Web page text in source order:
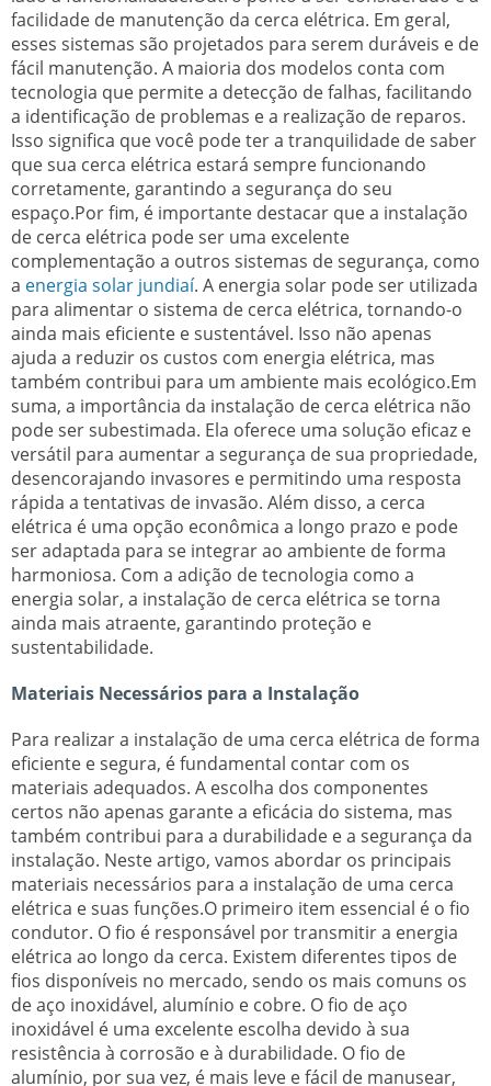
facilidade de manutenção da cerca elétrica. Em geral,
esses sistemas são projetados para serem duráveis e de
fácil manutenção. A maioria dos modelos conta com
tecnologia que permite a detecção de falhas, facilitando
a identificação de problemas e a realização de reparos.
Isso significa que você pode ter a tranquilidade de saber
que sua cerca elétrica estará sempre funcionando
corretamente, garantindo a segurança do seu
espaço.Por fim, é importante destacar que a instalação
de cerca elétrica pode ser uma excelente
complementação a outros sistemas de segurança, como
a energia solar jundiaí. A energia solar pode ser utilizada
para alimentar o sistema de cerca elétrica, tornando-o
ainda mais eficiente e sustentável. Isso não apenas
ajuda a reduzir os custos com energia elétrica, mas
também contribui para um ambiente mais ecológico.Em
suma, a importância da instalação de cerca elétrica não
pode ser subestimada. Ela oferece uma solução eficaz e
versátil para aumentar a segurança de sua propriedade,
desencorajando invasores e permitindo uma resposta
rápida a tentativas de invasão. Além disso, a cerca
elétrica é uma opção econômica a longo prazo e pode
ser adaptada para se integrar ao ambiente de forma
harmoniosa. Com a adição de tecnologia como a
energia solar, a instalação de cerca elétrica se torna
ainda mais atraente, garantindo proteção e
sustentabilidade.
Materiais Necessários para a Instalação
Para realizar a instalação de uma cerca elétrica de forma
eficiente e segura, é fundamental contar com os
materiais adequados. A escolha dos componentes
certos não apenas garante a eficácia do sistema, mas
também contribui para a durabilidade e a segurança da
instalação. Neste artigo, vamos abordar os principais
materiais necessários para a instalação de uma cerca
elétrica e suas funções.O primeiro item essencial é o fio
condutor. O fio é responsável por transmitir a energia
elétrica ao longo da cerca. Existem diferentes tipos de
fios disponíveis no mercado, sendo os mais comuns os
de aço inoxidável, alumínio e cobre. O fio de aço
inoxidável é uma excelente escolha devido à sua
resistência à corrosão e à durabilidade. O fio de
alumínio, por sua vez, é mais leve e fácil de manusear,